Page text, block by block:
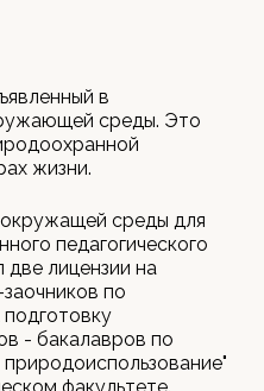
в
среды. Это
жизни.
среды для
педагогического
две лицензии на
по
подготовку
- бакалавров по
природоиспользование"